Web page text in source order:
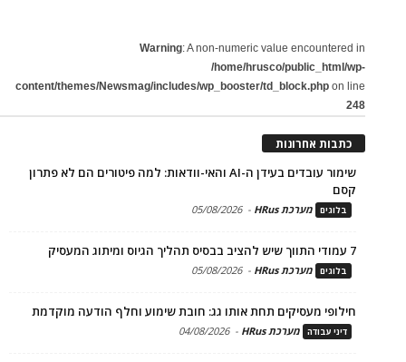
Warning: A non-numeric value encountered in
/home/hrusco/public_html/wp-
content/themes/Newsmag/includes/wp_booster/td_block.php on line
248
כתבות אחרונות
שימור עובדים בעידן ה-AI והאי-וודאות: למה פיטורים הם לא פתרון
קסם
בלוגים מערכת HRus -
05/08/2026
7 עמודי התווך שיש להציב בבסיס תהליך הגיוס ומיתוג המעסיק
בלוגים מערכת HRus -
05/08/2026
חילופי מעסיקים תחת אותו גג: חובת שימוע וחלף הודעה מוקדמת
דיני עבודה מערכת HRus -
04/08/2026